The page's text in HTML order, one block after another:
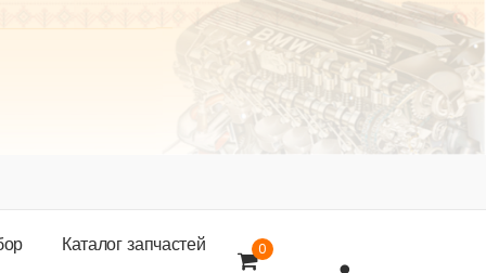
ор Каталогзапчастей 0